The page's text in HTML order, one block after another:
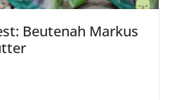
Beutenah Markus